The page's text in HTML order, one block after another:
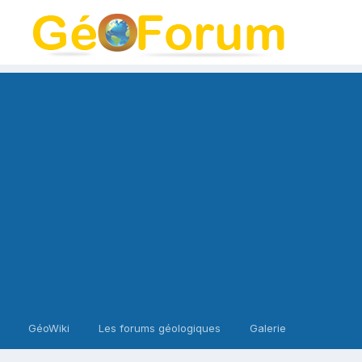
GéoWiki Les forums géologiques Galerie